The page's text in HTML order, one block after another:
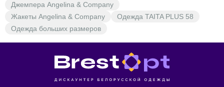
Джемпера Angelina & Company
Жакеты Angelina & Company
Одежда TAITA PLUS 58
Одежда больших размеров